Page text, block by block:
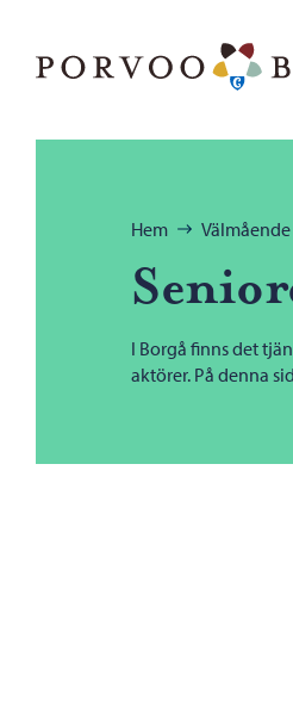
Bläddra:
Hem
I Borgå finns det
aktörer. På denna